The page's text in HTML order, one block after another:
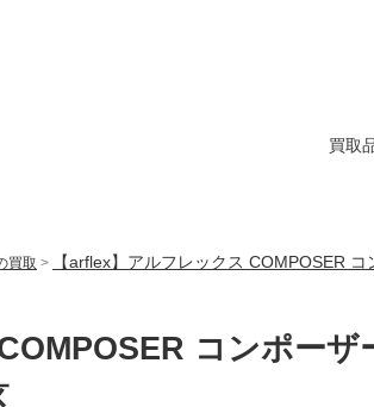
買取
買取 > 【arflex】アルフレックス COMPOSER
コンポーザ